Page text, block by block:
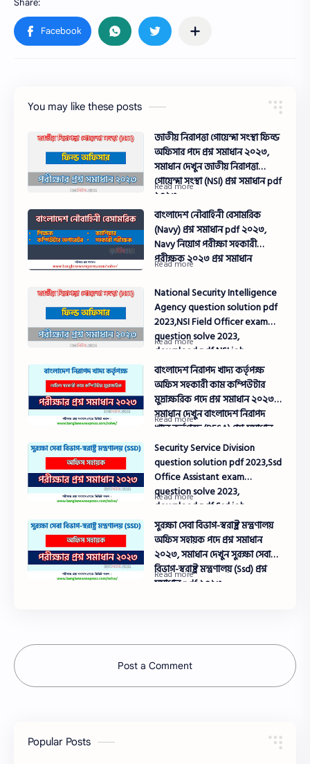
You may like these posts
জাতীয় নিরাপত্তা গোয়েন্দা সংস্থা ফিল্ড
অফিসার পদে প্রশ্ন সমাধান ২০২৩,
সমাধান দেখুন জাতীয় নিরাপত্তা
গোয়েন্দা সংস্থা (NSI) প্রশ্ন সমাধান pdf
২০২৩
বাংলাদেশ নৌবাহিনী বেসামরিক
(Navy) প্রশ্ন সমাধান pdf ২০২৩,
Navy নিয়োগ পরীক্ষা সহকারী
পরীক্ষক ২০২৩ প্রশ্ন সমাধান
National Security Intelligence
Agency question solution pdf
2023,NSI Field Officer exam
question solve 2023,
download pdf NSI job
examination question solution
2023
বাংলাদেশ নিরাপদ খাদ্য কর্তৃপক্ষ
অফিস সহকারী কাম কম্পিউটার
মুদ্রাক্ষরিক পদে প্রশ্ন সমাধান ২০২৩,
সমাধান দেখুন বাংলাদেশ নিরাপদ
খাদ্য কর্তৃপক্ষ (BFSA) প্রশ্ন সমাধান
pdf ২০২৩
Security Service Division
question solution pdf 2023,Ssd
Office Assistant exam
question solve 2023,
download pdf Ssd job
examination question solution
2023
সুরক্ষা সেবা বিভাগ-স্বরাষ্ট্র মন্ত্রণালয়
অফিস সহায়ক পদে প্রশ্ন সমাধান
২০২৩, সমাধান দেখুন সুরক্ষা সেবা
বিভাগ-স্বরাষ্ট্র মন্ত্রণালয় (Ssd) প্রশ্ন
সমাধান pdf ২০২৩
Post a Comment
Popular Posts